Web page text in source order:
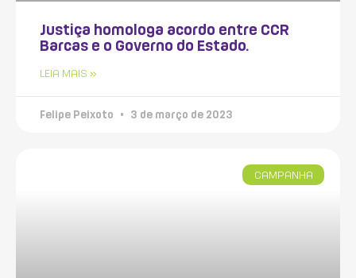
Justiça homologa acordo entre CCR
Barcas e o Governo do Estado.
LEIA MAIS »
Felipe Peixoto 3 de março de 2023
CAMPANHA